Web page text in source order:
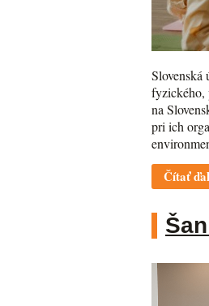
Slovenská
fyzického,
na
pri ich
Čítať